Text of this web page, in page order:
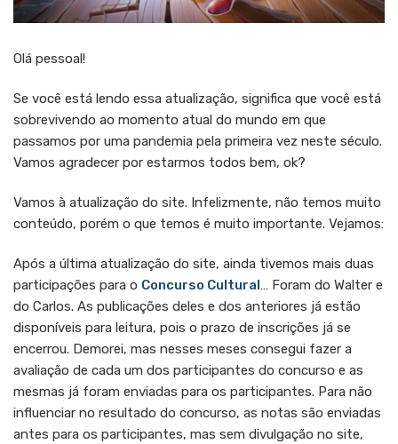
Olá pessoal!
Se você está lendo essa atualização, significa que você está
sobrevivendo ao momento atual do mundo em que
passamos por uma pandemia pela primeira vez neste século.
Vamos agradecer por estarmos todos bem, ok?
Vamos à atualização do site. Infelizmente, não temos muito
conteúdo, porém o que temos é muito importante. Vejamos:
Após a última atualização do site, ainda tivemos mais duas
participações para o Concurso Cultural … Foram do Walter e
do Carlos. As publicações deles e dos anteriores já estão
disponíveis para leitura, pois o prazo de inscrições já se
encerrou. Demorei, mas nesses meses consegui fazer a
avaliação de cada um dos participantes do concurso e as
mesmas já foram enviadas para os participantes. Para não
influenciar no resultado do concurso, as notas são enviadas
antes para os participantes, mas sem divulgação no site,